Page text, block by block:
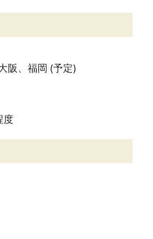
阪、福岡 (予定)
度